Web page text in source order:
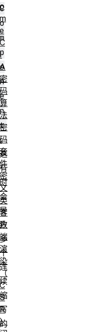
C
o
m
p
o
n
e
n
t
。
这
有
时
会
导
致
多
个
连
续
缩
写
的
o
m
e
C
I
A
密
码
算
法
密
码
套
件
密
文
类
客
户
端
渲
染
（
C
S
R
）